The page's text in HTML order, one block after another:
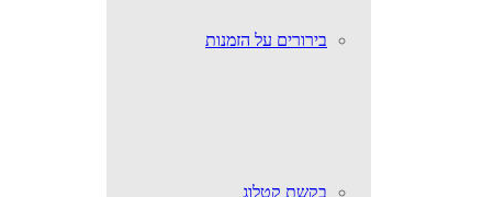
בירורים על הזמנות
בקשת קטלוג